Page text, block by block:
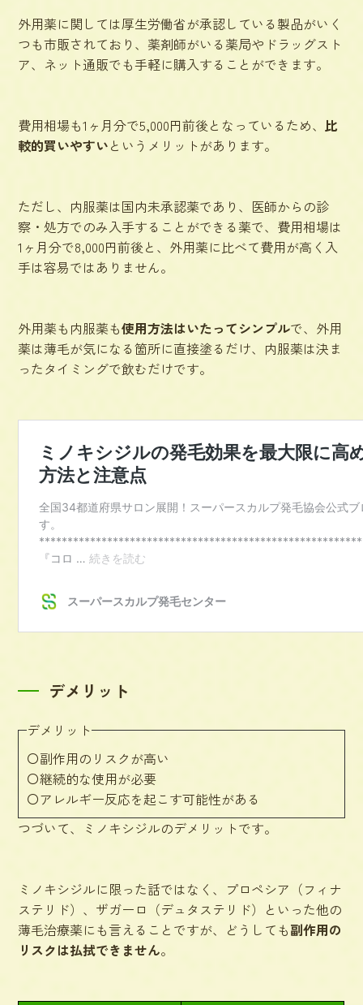
外用薬に関しては厚生労働省が承認している製品がいく
つも市販されており、薬剤師がいる薬局やドラッグスト
ア、ネット通販でも手軽に購入することができます。
費用相場も1ヶ月分で5,000円前後となっているため、 比
較的買いやすいというメリットがあります。
ただし、内服薬は国内未承認薬であり、医師からの診
察・処方でのみ入手することができる薬で、費用相場は
1ヶ月分で8,000円前後と、外用薬に比べて費用が高く入
手は容易ではありません。
外用薬も内服薬も使用方法はいたってシンプルで、外用
薬は薄毛が気になる箇所に直接塗るだけ、内服薬は決ま
ったタイミングで飲むだけです。
デメリット
デメリット
〇副作用のリスクが高い
〇継続的な使用が必要
〇アレルギー反応を起こす可能性がある
つづいて、ミノキシジルのデメリットです。
ミノキシジルに限った話ではなく、プロペシア（フィナ
ステリド）、ザガーロ（デュタステリド）といった他の
薄毛治療薬にも言えることですが、どうしても副作用の
リスクは払拭できません。